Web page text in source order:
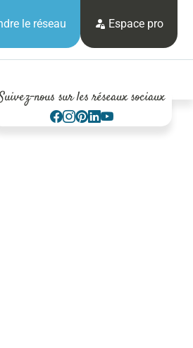
le réseau Espace pro
nous sur les réseaux sociaux